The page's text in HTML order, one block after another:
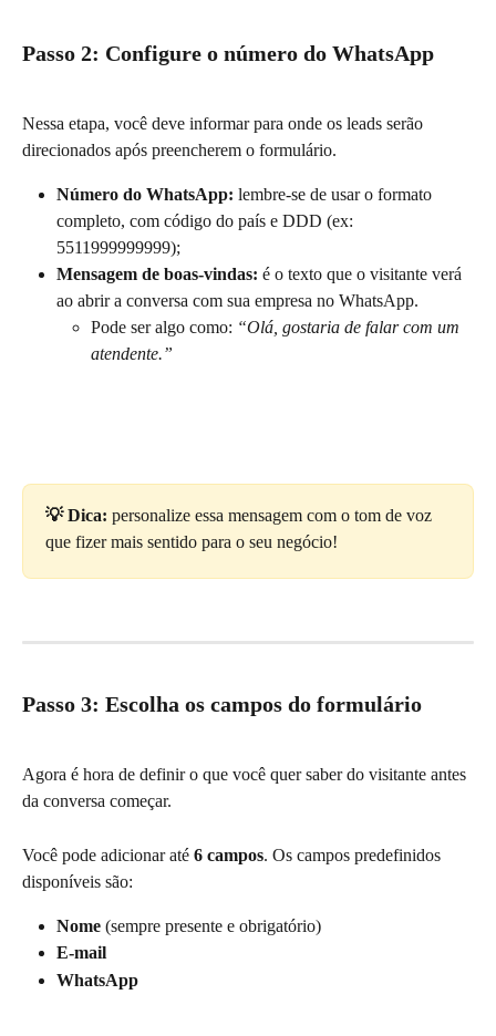
Passo 2: Configure o número do WhatsApp
Nessa etapa, você deve informar para onde os leads serão
direcionados após preencherem o formulário.
Número do WhatsApp: lembre-se de usar o formato
completo, com código do país e DDD (ex:
5511999999999);
Mensagem de boas-vindas: é o texto que o visitante verá
ao abrir a conversa com sua empresa no WhatsApp.
Pode ser algo como: “Olá, gostaria de falar com um
atendente.”
💡 Dica: personalize essa mensagem com o tom de voz
que fizer mais sentido para o seu negócio!
Passo 3: Escolha os campos do formulário
Agora é hora de definir o que você quer saber do visitante antes
da conversa começar.
Você pode adicionar até 6 campos. Os campos predefinidos
disponíveis são:
Nome (sempre presente e obrigatório)
E-mail
WhatsApp